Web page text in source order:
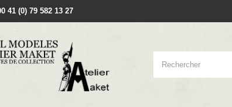
41 (0) 79 582 13 27